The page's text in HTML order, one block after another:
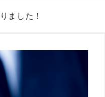
ました！